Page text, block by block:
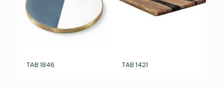
TAB 1846 TAB 1421